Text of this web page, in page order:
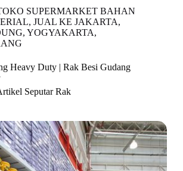
SUPERMARKET BAHAN
JUAL KE JAKARTA,
YOGYAKARTA,
Heavy Duty | Rak Besi Gudang
Seputar Rak